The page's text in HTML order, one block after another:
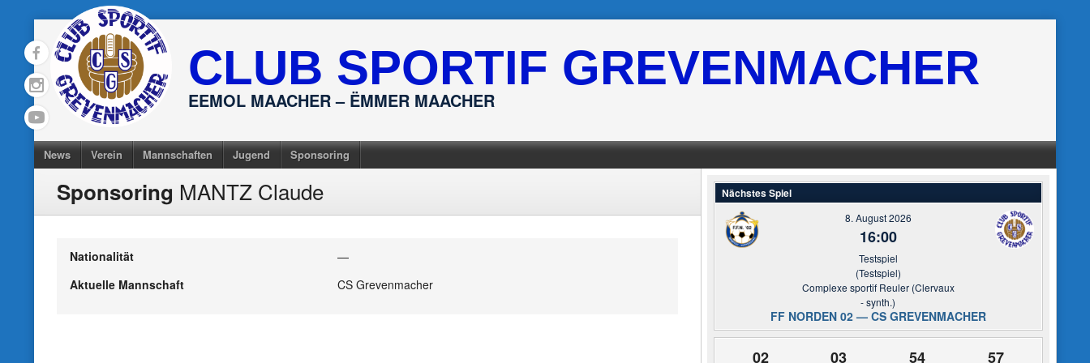
to
content
CLUB SPORTIF GREVENMACHER
EEMOL MAACHER – ËMMER MAACHER
News Verein Mannschaften Jugend Sponsoring
Sponsoring MANTZ Claude
Nationalität
—
Aktuelle Mannschaft
CS Grevenmacher
Nächstes Spiel
8. August 2026
16:00
Testspiel
(Testspiel)
Complexe sportif Reuler (Clervaux
- synth.)
FF NORDEN 02 — CS GREVENMACHER
02 03 54 57